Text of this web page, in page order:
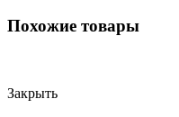
Похожие товары
Закрыть